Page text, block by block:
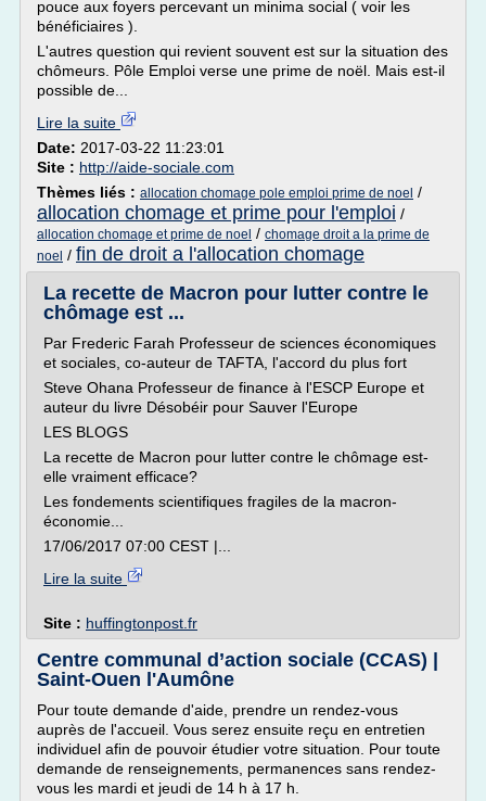
pouce aux foyers percevant un minima social ( voir les
bénéficiaires ).
L'autres question qui revient souvent est sur la situation des
chômeurs. Pôle Emploi verse une prime de noël. Mais est-il
possible de...
Lire la suite
Date: 2017-03-22 11:23:01
Site : http://aide-sociale.com
Thèmes liés : allocation chomage pole emploi prime de noel /
allocation chomage et prime pour l'emploi /
allocation chomage et prime de noel / chomage droit a la prime de
noel / fin de droit a l'allocation chomage
La recette de Macron pour lutter contre le
chômage est ...
Par Frederic Farah Professeur de sciences économiques
et sociales, co-auteur de TAFTA, l'accord du plus fort
Steve Ohana Professeur de finance à l'ESCP Europe et
auteur du livre Désobéir pour Sauver l'Europe
LES BLOGS
La recette de Macron pour lutter contre le chômage est-
elle vraiment efficace?
Les fondements scientifiques fragiles de la macron-
économie...
17/06/2017 07:00 CEST |...
Lire la suite
Site : huffingtonpost.fr
Centre communal d’action sociale (CCAS) |
Saint-Ouen l'Aumône
Pour toute demande d'aide, prendre un rendez-vous
auprès de l'accueil. Vous serez ensuite reçu en entretien
individuel afin de pouvoir étudier votre situation. Pour toute
demande de renseignements, permanences sans rendez-
vous les mardi et jeudi de 14 h à 17 h.